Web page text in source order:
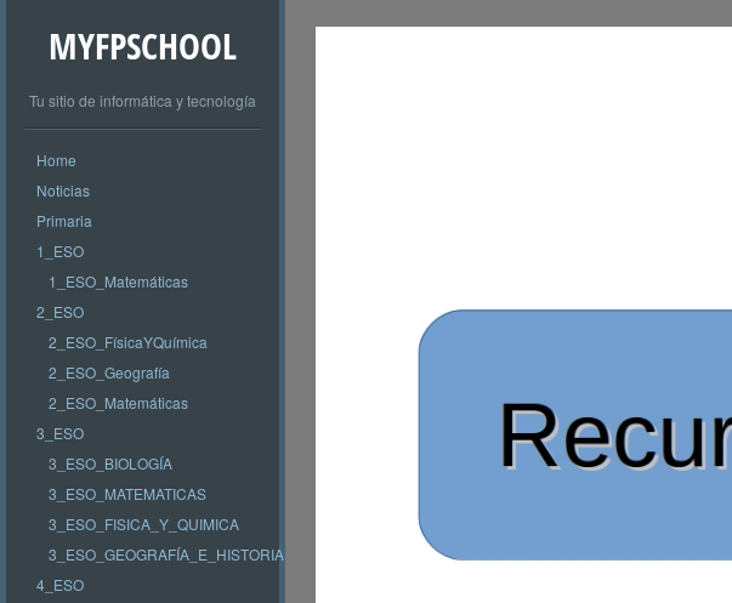
MYFPSCHOOL
Tu sitio de informática y tecnología
Home
Noticias
Primaria
1_ESO
1_ESO_Matemáticas
2_ESO
2_ESO_FísicaYQuímica
2_ESO_Geografía
2_ESO_Matemáticas
3_ESO
3_ESO_BIOLOGÍA
3_ESO_MATEMATICAS
3_ESO_FISICA_Y_QUIMICA
3_ESO_GEOGRAFÍA_E_HISTORIA
4_ESO